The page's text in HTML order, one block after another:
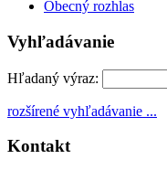
Obecný rozhlas
Vyhľadávanie
Hľadaný výraz:
rozšírené vyhľadávanie ...
Kontakt